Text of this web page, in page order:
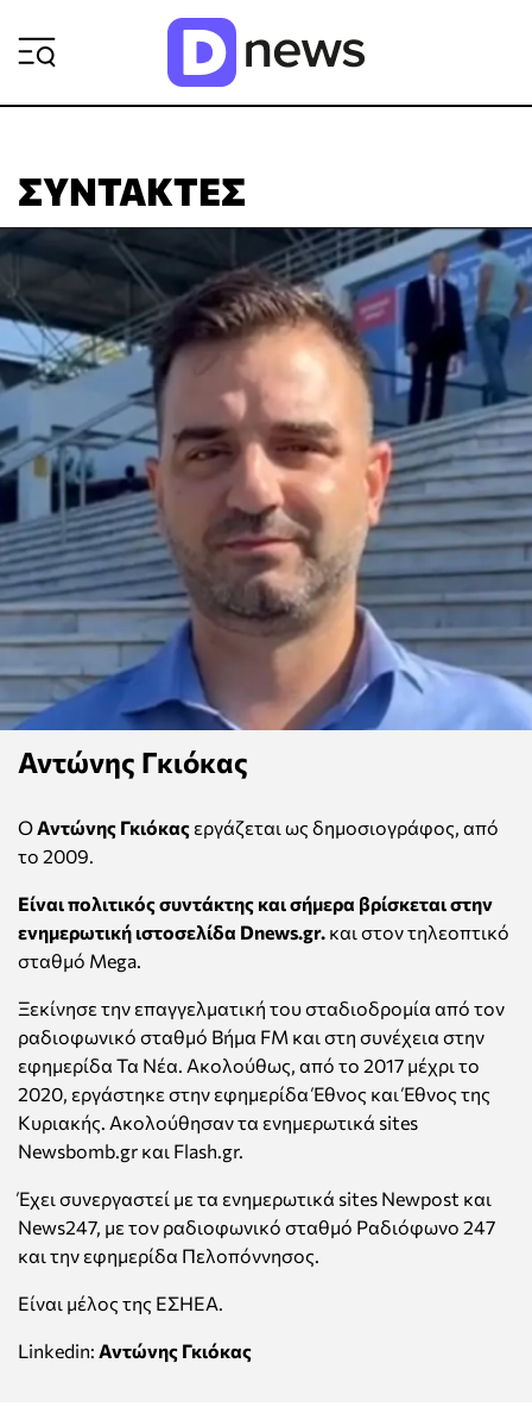
ΣΥΝΤΆΚΤΕΣ
Αντώνης Γκιόκας
ΟΑντώνης Γκιόκας εργάζεται ως δημοσιογράφος, από
το 2009.
Είναι πολιτικός συντάκτης και σήμερα βρίσκεται στην
ενημερωτική ιστοσελίδα Dnews.gr. και στον τηλεοπτικό
σταθμό Mega.
Ξεκίνησε την επαγγελματική του σταδιοδρομία από τον
ραδιοφωνικό σταθμό Βήμα FM και στη συνέχεια στην
εφημερίδα Τα Νέα. Ακολούθως, από το 2017 μέχρι το
2020, εργάστηκε στην εφημερίδα Έθνος και Έθνος της
Κυριακής. Ακολούθησαν τα ενημερωτικά sites
Newsbomb.gr και Flash.gr.
Έχει συνεργαστεί με τα ενημερωτικά sites Newpost και
News247, με τον ραδιοφωνικό σταθμό Ραδιόφωνο 247
και την εφημερίδα Πελοπόννησος.
Είναι μέλος της ΕΣΗΕΑ.
Linkedin: Αντώνης Γκιόκας